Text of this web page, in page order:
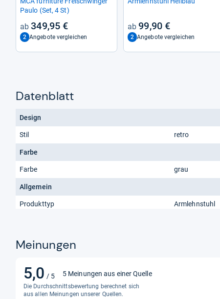
Paulo (Set, 4 St)
349,95 €
2 Angebote vergleichen
99,90 €
2 Angebote vergleichen
Datenblatt
Design
Stil retro
Farbe
Farbe grau
Allgemein
Produkttyp Armlehnstuhl
Meinungen
5,0 / 5
5,0
von
5
5 Meinungen aus einer Quelle
Die Durchschnittsbewertung berechnet sich
aus allen Meinungen unserer Quellen.